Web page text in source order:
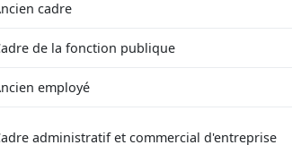
cadre
de la fonction publique
employé
administratif et commercial d'entreprise